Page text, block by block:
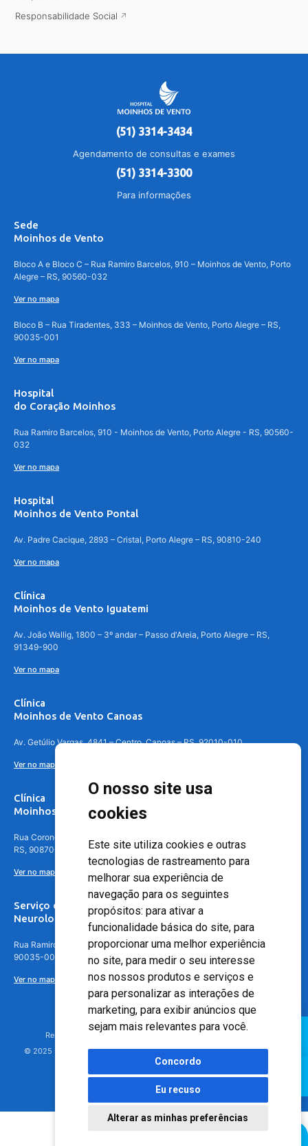
O nosso site usa
cookies
Este site utiliza cookies e outras
tecnologias de rastreamento para
melhorar sua experiência de
navegação para os seguintes
propósitos: para ativar a
funcionalidade básica do site, para
proporcionar uma melhor experiência
no site, para medir o seu interesse
nos nossos produtos e serviços e
para personalizar as interações de
marketing, para exibir anúncios que
sejam mais relevantes para você.
Concordo
Eu recuso
Alterar as minhas preferências
Responsabilidade Social
(51) 3314-3434
Agendamento de consultas e exames
(51) 3314-3300
Para informações
Sede
Moinhos de Vento
Bloco A e Bloco C – Rua Ramiro Barcelos, 910 – Moinhos de Vento, Porto
Alegre – RS, 90560-032
Ver no mapa
Bloco B – Rua Tiradentes, 333 – Moinhos de Vento, Porto Alegre – RS,
90035-001
Ver no mapa
Hospital
do Coração Moinhos
Rua Ramiro Barcelos, 910 - Moinhos de Vento, Porto Alegre - RS, 90560-
032
Ver no mapa
Hospital
Moinhos de Vento Pontal
Av. Padre Cacique, 2893 – Cristal, Porto Alegre – RS, 90810-240
Ver no mapa
Clínica
Moinhos de Vento Iguatemi
Av. João Wallig, 1800 – 3º andar – Passo d'Areia, Porto Alegre – RS,
91349-900
Ver no mapa
Clínica
Moinhos de Vento Canoas
Av. Getúlio Vargas, 4841 – Centro, Canoas – RS, 92010-010
Ver no mapa
Clínica
Moinhos de Vento - Teresópolis
Rua Coronel Aparício Borges, 250 - 3º andar - Teresópolis, Porto Alegre -
RS, 90870-016
Ver no mapa
Serviço de
Neurologia
Rua Ramiro Barcelos, 630 – 5º andar – Floresta, Porto Alegre – RS,
90035-001
Ver no mapa
Responsável Técnico: Dr. Luiz Antonio Nasi - CREMERS 11217
© 2025 - Hospital Moinhos de Vento - Registro Empresa (CRM-RS): 425